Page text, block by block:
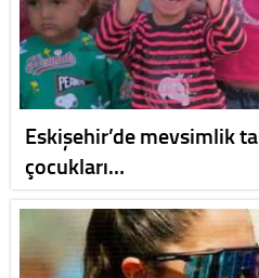
Eskişehir’de mevsimlik
çocukları…